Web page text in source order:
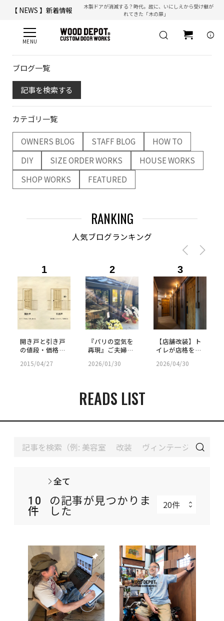
【 NEWS 】新着情報
木製ドアが消滅する？時代。故に、いにしえから受け継が
れてきた「木の扉」
【 ☎ 】コールセンター「安心お電話サポート」： 077-537-3901info
ブログ一覧
記事を検索する
カテゴリ一覧
OWNERS BLOG STAFF BLOG
HOW TO
DIY
SIZE ORDER WORKS
HOUSE WORKS
SHOP WORKS
FEATURED
RANKING
人気ブログランキング
1
開き戸と引き戸
の値段・価格差
性・間取り・選
2015/04/27
2
『パリの空気を
再現』ご夫婦が
挑んだ古民家リ
2026/01/30
3
【店舗改装】ト
イレが店格を上
客用パウダール
2026/04/30
READS LIST
全て
10
件
の記事が見つかりま
した
push_pin push_pin